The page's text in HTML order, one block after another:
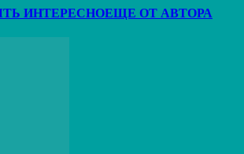
ИНТЕРЕСНОЕЩЕ ОТ АВТОРА